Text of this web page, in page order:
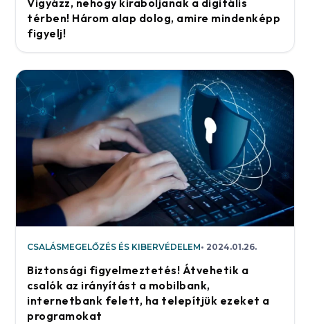
Vigyázz, nehogy kiraboljanak a digitális
térben! Három alap dolog, amire mindenképp
figyelj!
CSALÁSMEGELŐZÉS ÉS KIBERVÉDELEM 2024.01.26.
Biztonsági figyelmeztetés! Átvehetik a
csalók az irányítást a mobilbank,
internetbank felett, ha telepítjük ezeket a
programokat